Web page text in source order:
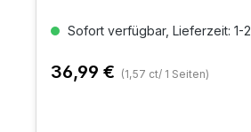
Sofort verfügbar, Lieferzeit: 1-
36,99 € (1,57 ct/ 1 Seiten)